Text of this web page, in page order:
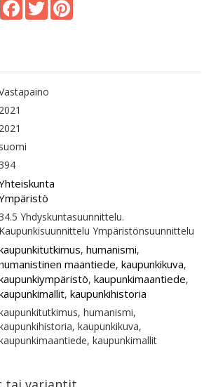
Facebook
Twitter
2021
2021
suomi
394
34.5 Yhdyskuntasuunnittelu.
Kaupunkisuunnittelu Ympäristönsuunnittelu
, humanismi,
maantiede, kaupunkikuva,
, kaupunkimaantiede,
, kaupunkihistoria
humanismi,
kaupunkikuva,
kaupunkimallit